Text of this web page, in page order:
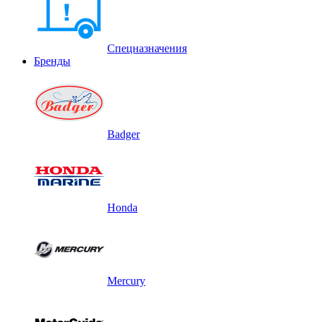
Спецназначения
Бренды
Badger
Honda
Mercury